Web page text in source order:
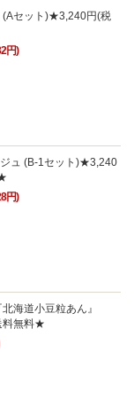
(Aセット)★3,240円(税
円)
ュ (B-1セット)★3,240
円)
海道小豆粒あん』
料無料★